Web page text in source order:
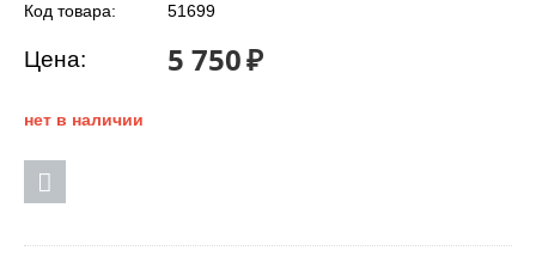
Код товара: 51699
Цена: 5 750₽
нет в наличии